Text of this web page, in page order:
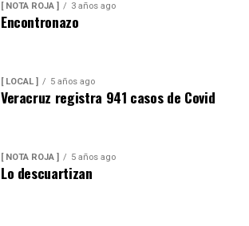
[ NOTA ROJA ] 3 años ago
Encontronazo
[ LOCAL ] 5 años ago
Veracruz registra 941 casos de Covid
[ NOTA ROJA ] 5 años ago
Lo descuartizan